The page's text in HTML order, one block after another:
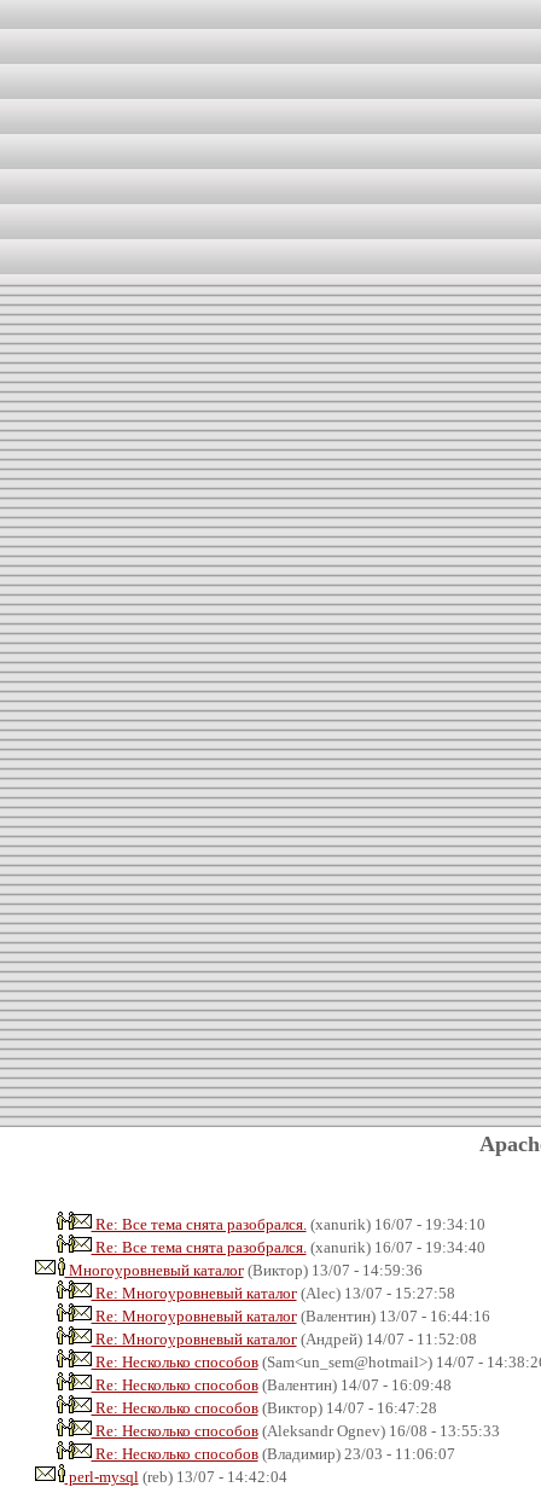
Re: Все тема снята разобрался. (xanurik) 16/07 - 19:34:10
Re: Все тема снята разобрался. (xanurik) 16/07 - 19:34:40
Многоуровневый каталог(Виктор) 13/07 - 14:59:36
Re: Многоуровневый каталог(Alec) 13/07 - 15:27:58
Re: Многоуровневый каталог(Валентин) 13/07 - 16:44:16
Re: Многоуровневый каталог(Андрей) 14/07 - 11:52:08
Re: Несколько способов(Sam<un_sem@hotmail>) 14/07 -
Re: Несколько способов(Валентин) 14/07 - 16:09:48
Re: Несколько способов(Виктор) 14/07 - 16:47:28
Re: Несколько способов(Aleksandr Ognev) 16/08 - 13:55:33
Re: Несколько способов(Владимир) 23/03 - 11:06:07
perl-mysql (reb) 13/07 - 14:42:04